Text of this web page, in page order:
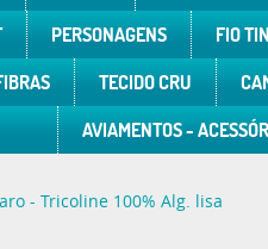
PERSONAGENS FIO
TECIDO CRU
AVIAMENTOS -
- Tricoline 100% Alg. lisa